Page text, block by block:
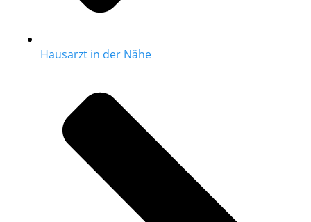
Hausarzt in der Nähe